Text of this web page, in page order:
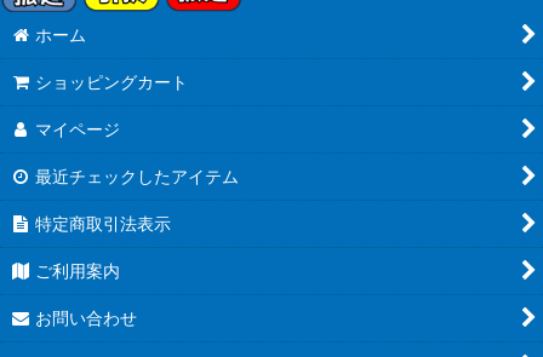
ホーム
ショッピングカート
マイページ
最近チェックしたアイテム
特定商取引法表示
ご利用案内
お問い合わせ